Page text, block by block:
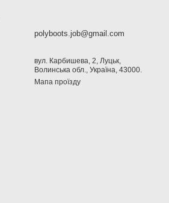
polyboots.job@gmail.com
вул. Карбишева, 2, Луцьк,
Волинська обл., Україна, 43000.
Мапа проїзду